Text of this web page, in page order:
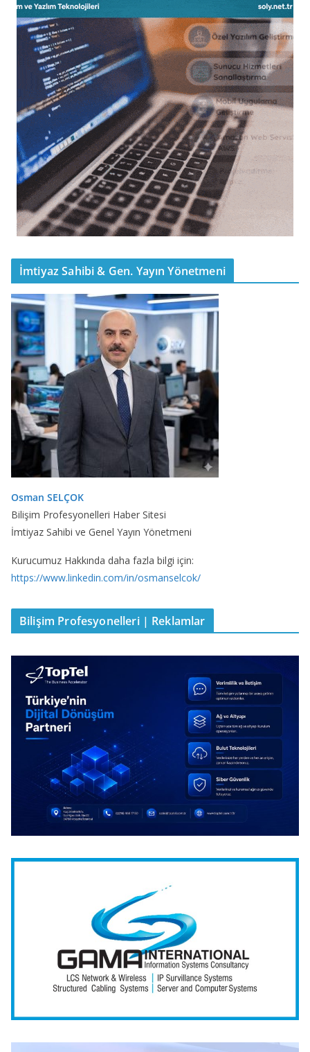
İmtiyaz Sahibi & Gen. Yayın Yönetmeni
Osman SELÇOK
Bilişim Profesyonelleri Haber Sitesi
İmtiyaz Sahibi ve Genel Yayın Yönetmeni
Kurucumuz Hakkında daha fazla bilgi için:
https://www.linkedin.com/in/osmanselcok/
Bilişim Profesyonelleri | Reklamlar